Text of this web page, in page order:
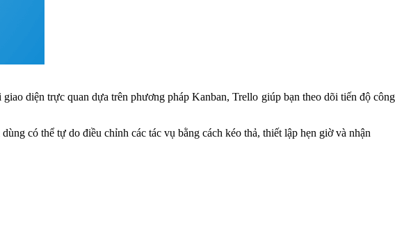
diện trực quan dựa trên phương pháp Kanban, Trello giúp bạn theo dõi tiến độ công
có thể tự do điều chỉnh các tác vụ bằng cách kéo thả, thiết lập hẹn giờ và nhận